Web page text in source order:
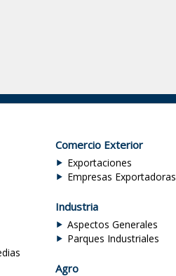
Comercio Exterior
Exportaciones
Empresas Exportadoras
Industria
Aspectos Generales
Parques Industriales
Agro